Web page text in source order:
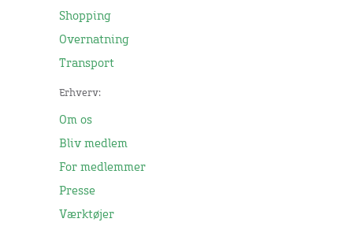
Shopping
Overnatning
Transport
Erhverv:
Om os
Bliv medlem
For medlemmer
Presse
Værktøjer